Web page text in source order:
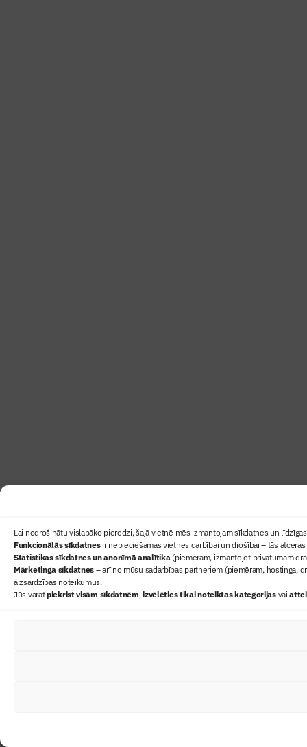
Lai nodrošinātu vislabāko pieredzi, šajā vietnē mēs izmantojam sīkdatnes un
Funkcionālās sīkdatnesir nepieciešamas vietnes darbībai un drošībai – tās
Statistikas sīkdatnes un anonīmā analītika(piemēram, izmantojot privātumam
Mārketinga sīkdatnes – arī no mūsu sadarbības partneriem (piemēram, hostinga,
aizsardzības noteikumus.
Jūs varatpiekrist visām sīkdatnēm,izvēlēties tikai noteiktas kategorijasvai